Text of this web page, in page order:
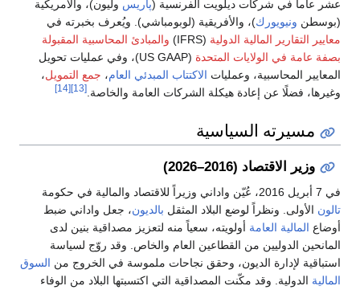
عشر عاماً في شركات ديلويت الفرنسية (پاريس وليون)، والأمريكية
(بوسطن ونيويورك)، والأفريقية (لوبومباشي). ويُعرف بخبرته في
معايير التقارير المالية الدولية (IFRS)
والمبادئ المحاسبية المقبولة
بصفة عامة في الولايات المتحدة
(US GAAP)، وفي عمليات تحويل
المعايير المحاسبية، وعمليات الاكتتاب المبدئي العام، جمع التمويل،
وغيرها، فضلًا عن إعادة هيكلة الشركات العامة والخاصة. [13]
[14]
مسيرته السياسية
وزير الاقتصاد (2016–2026)
في 7 أبريل 2016، عُيّن واداني وزيراً للاقتصاد والمالية في حكومة
تالون الأولى. ونظراً لوضع البلاد المثقل بالديون، جعل واداني ضبط
أوضاع المالية العامة أولويته، سعياً منه لتعزيز مصداقية بنين لدى
المانحين الدوليين من القطاعين العام والخاص. وقد روّج لسياسة
استباقية لإدارة الديون، وحقق نجاحات ملموسة في الخروج من السوق
المالية الدولية. وقد مكّنت المصداقية التي اكتسبتها البلاد من الوفاء